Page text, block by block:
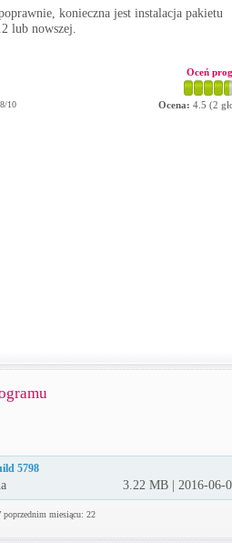
konieczna jest instalacja pakietu
lub nowszej.
10
Oceń
Ocena: 4.5 (2
5798
3.22 MB | 2016-06-
miesiącu: 22